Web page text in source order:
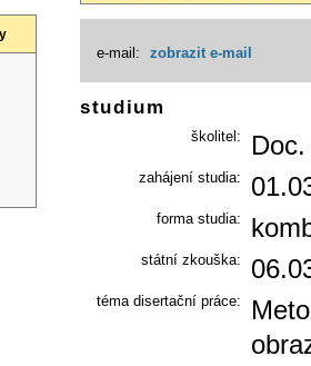
e-mail: zobrazit e-mail
studium
školitel:
zahájení studia:
forma studia:
státní zkouška:
téma disertační práce: